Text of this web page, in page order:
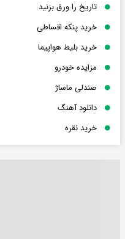
تاریخ را ورق بزنید
خرید پنکه اقساطی
خرید بلیط هواپیما
مزایده خودرو
صندلی ماساژ
دانلود آهنگ
خرید نقره